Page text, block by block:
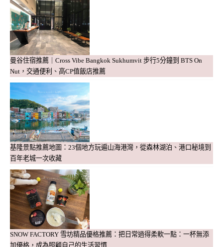
曼谷住宿推薦｜Cross Vibe Bangkok Sukhumvit 步行5分鐘到 BTS On
Nut，交通便利、高CP值飯店推薦
基隆景點推薦地圖：23個地方玩遍山海港灣，從森林湖泊、港口秘境到
百年老城一次收藏
SNOW FACTORY 雪坊精品優格推薦：把日常過得柔軟一點：一杯無添
加優格，成為照顧自己的生活習慣